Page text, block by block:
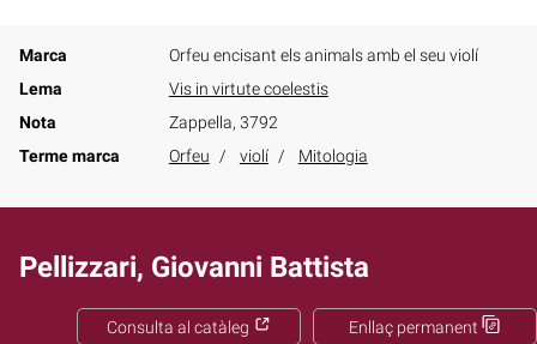
Marca
Orfeu encisant els animals amb el seu violí
Lema
Vis in virtute coelestis
Nota
Zappella, 3792
Terme marca
Orfeu violí Mitologia
Pellizzari, Giovanni Battista
Enllaç permanent
Consulta al catàleg